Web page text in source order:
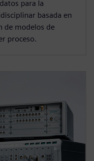
para la
basada en
de modelos de
proceso.